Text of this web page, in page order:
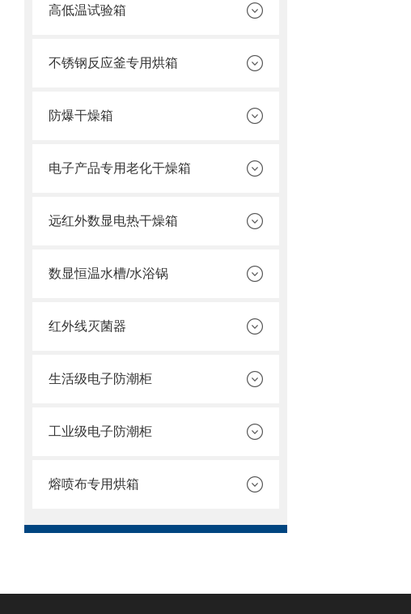
高低温试验箱
不锈钢反应釜专用烘箱
防爆干燥箱
电子产品专用老化干燥箱
远红外数显电热干燥箱
数显恒温水槽/水浴锅
红外线灭菌器
生活级电子防潮柜
工业级电子防潮柜
熔喷布专用烘箱